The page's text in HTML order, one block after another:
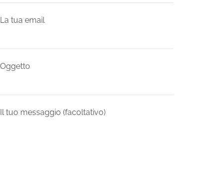
La tua email
Oggetto
Il tuo messaggio (facoltativo)